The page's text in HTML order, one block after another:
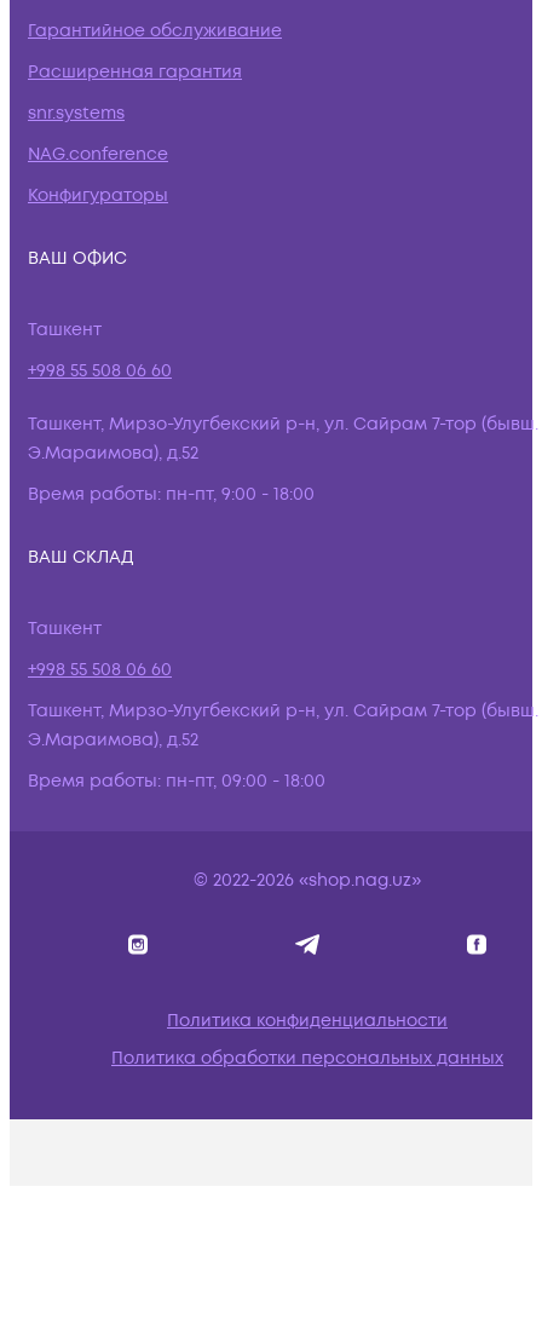
Гарантийное обслуживание
Расширенная гарантия
snr.systems
NAG.conference
Конфигураторы
ВАШ ОФИС
Ташкент
+998 55 508 06 60
Ташкент, Мирзо-Улугбекский р-н, ул. Сайрам 7-тор (бывш.
Э.Мараимова), д.52
Время работы: пн-пт, 9:00 - 18:00
ВАШ СКЛАД
Ташкент
+998 55 508 06 60
Ташкент, Мирзо-Улугбекский р-н, ул. Сайрам 7-тор (бывш.
Э.Мараимова), д.52
Время работы: пн-пт, 09:00 - 18:00
© 2022-2026 «shop.nag.uz»
Политика конфиденциальности
Политика обработки персональных данных